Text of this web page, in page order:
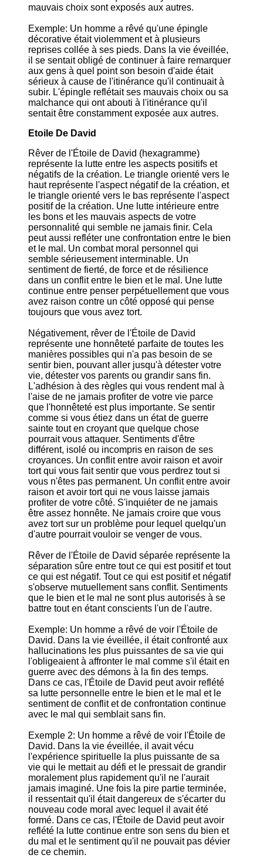
mauvais choix sont exposés aux autres.
Exemple: Un homme a rêvé qu'une épingle
décorative était violemment et à plusieurs
reprises collée à ses pieds. Dans la vie éveillée,
il se sentait obligé de continuer à faire remarquer
aux gens à quel point son besoin d'aide était
sérieux à cause de l'itinérance qu'il continuait à
subir. L'épingle reflétait ses mauvais choix ou sa
malchance qui ont abouti à l'itinérance qu'il
sentait être constamment exposée aux autres.
Etoile De David
Rêver de l'Étoile de David (hexagramme)
représente la lutte entre les aspects positifs et
négatifs de la création. Le triangle orienté vers le
haut représente l'aspect négatif de la création, et
le triangle orienté vers le bas représente l'aspect
positif de la création. Une lutte intérieure entre
les bons et les mauvais aspects de votre
personnalité qui semble ne jamais finir. Cela
peut aussi refléter une confrontation entre le bien
et le mal. Un combat moral personnel qui
semble sérieusement interminable. Un
sentiment de fierté, de force et de résilience
dans un conflit entre le bien et le mal. Une lutte
continue entre penser perpétuellement que vous
avez raison contre un côté opposé qui pense
toujours que vous avez tort.
Négativement, rêver de l'Étoile de David
représente une honnêteté parfaite de toutes les
manières possibles qui n'a pas besoin de se
sentir bien, pouvant aller jusqu'à détester votre
vie, détester vos parents ou grandir sans fin.
L'adhésion à des règles qui vous rendent mal à
l'aise de ne jamais profiter de votre vie parce
que l'honnêteté est plus importante. Se sentir
comme si vous étiez dans un état de guerre
sainte tout en croyant que quelque chose
pourrait vous attaquer. Sentiments d'être
différent, isolé ou incompris en raison de ses
croyances. Un conflit entre avoir raison et avoir
tort qui vous fait sentir que vous perdrez tout si
vous n'êtes pas permanent. Un conflit entre avoir
raison et avoir tort qui ne vous laisse jamais
profiter de votre côté. S'inquiéter de ne jamais
être assez honnête. Ne jamais croire que vous
avez tort sur un problème pour lequel quelqu'un
d'autre pourrait vouloir se venger de vous.
Rêver de l'Étoile de David séparée représente la
séparation sûre entre tout ce qui est positif et tout
ce qui est négatif. Tout ce qui est positif et négatif
s'observe mutuellement sans conflit. Sentiments
que le bien et le mal ne sont plus autorisés à se
battre tout en étant conscients l'un de l'autre.
Exemple: Un homme a rêvé de voir l'Étoile de
David. Dans la vie éveillée, il était confronté aux
hallucinations les plus puissantes de sa vie qui
l'obligeaient à affronter le mal comme s'il était en
guerre avec des démons à la fin des temps.
Dans ce cas, l'Étoile de David peut avoir reflété
sa lutte personnelle entre le bien et le mal et le
sentiment de conflit et de confrontation continue
avec le mal qui semblait sans fin.
Exemple 2: Un homme a rêvé de voir l'Étoile de
David. Dans la vie éveillée, il avait vécu
l'expérience spirituelle la plus puissante de sa
vie qui le mettait au défi et le pressait de grandir
moralement plus rapidement qu'il ne l'aurait
jamais imaginé. Une fois la pire partie terminée,
il ressentait qu'il était dangereux de s'écarter du
nouveau code moral avec lequel il avait été
formé. Dans ce cas, l'Étoile de David peut avoir
reflété la lutte continue entre son sens du bien et
du mal et le sentiment qu'il ne pouvait pas dévier
de ce chemin.